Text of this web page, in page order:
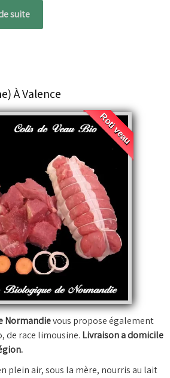
suite
À Valence
Roti veau
Normandievous propose également
de race limousine. Livraison a domicile
plein air, sous la mère, nourris au lait